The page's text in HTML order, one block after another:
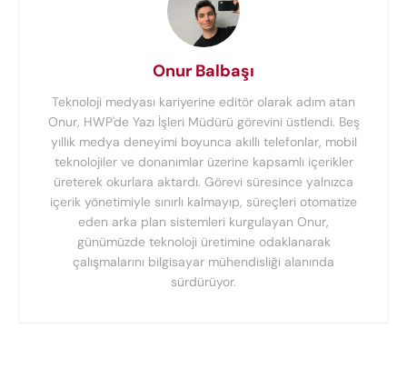
Onur Balbaşı
Teknoloji medyası kariyerine editör olarak adım atan
Onur, HWP'de Yazı İşleri Müdürü görevini üstlendi. Beş
yıllık medya deneyimi boyunca akıllı telefonlar, mobil
teknolojiler ve donanımlar üzerine kapsamlı içerikler
üreterek okurlara aktardı. Görevi süresince yalnızca
içerik yönetimiyle sınırlı kalmayıp, süreçleri otomatize
eden arka plan sistemleri kurgulayan Onur,
günümüzde teknoloji üretimine odaklanarak
çalışmalarını bilgisayar mühendisliği alanında
sürdürüyor.